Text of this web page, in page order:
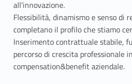
all'innovazione.
Flessibilità, dinamismo e senso di
completano il profilo che stiamo
Inserimento contrattuale stabile,
percorso di crescita professionale
compensation&benefit aziendale.